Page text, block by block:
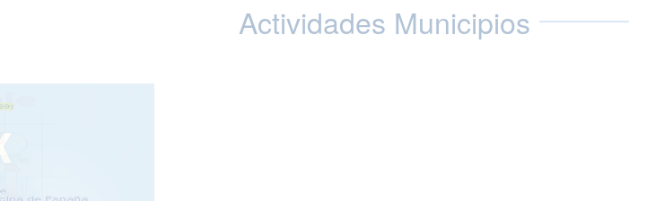
Actividades Municipios